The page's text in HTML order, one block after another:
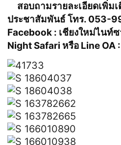
สอบถามรายละเอียดเพิ่ม
ประชาสัมพันธ์ โทร. 053-
Facebook : เชียงใหม่ไนท์
Night Safari หรือ Line OA